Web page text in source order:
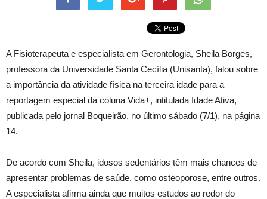
A Fisioterapeuta e especialista em Gerontologia, Sheila Borges,
professora da Universidade Santa Cecília (Unisanta), falou sobre
a importância da atividade física na terceira idade para a
reportagem especial da coluna Vida+, intitulada Idade Ativa,
publicada pelo jornal Boqueirão, no último sábado (7/1), na página
14.
De acordo com Sheila, idosos sedentários têm mais chances de
apresentar problemas de saúde, como osteoporose, entre outros.
A especialista afirma ainda que muitos estudos ao redor do